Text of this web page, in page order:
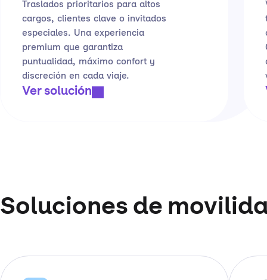
Traslados prioritarios para altos
cargos, clientes clave o invitados
especiales. Una experiencia
premium que garantiza
puntualidad, máximo confort y
discreción en cada viaje.
Ver solución
Soluciones de